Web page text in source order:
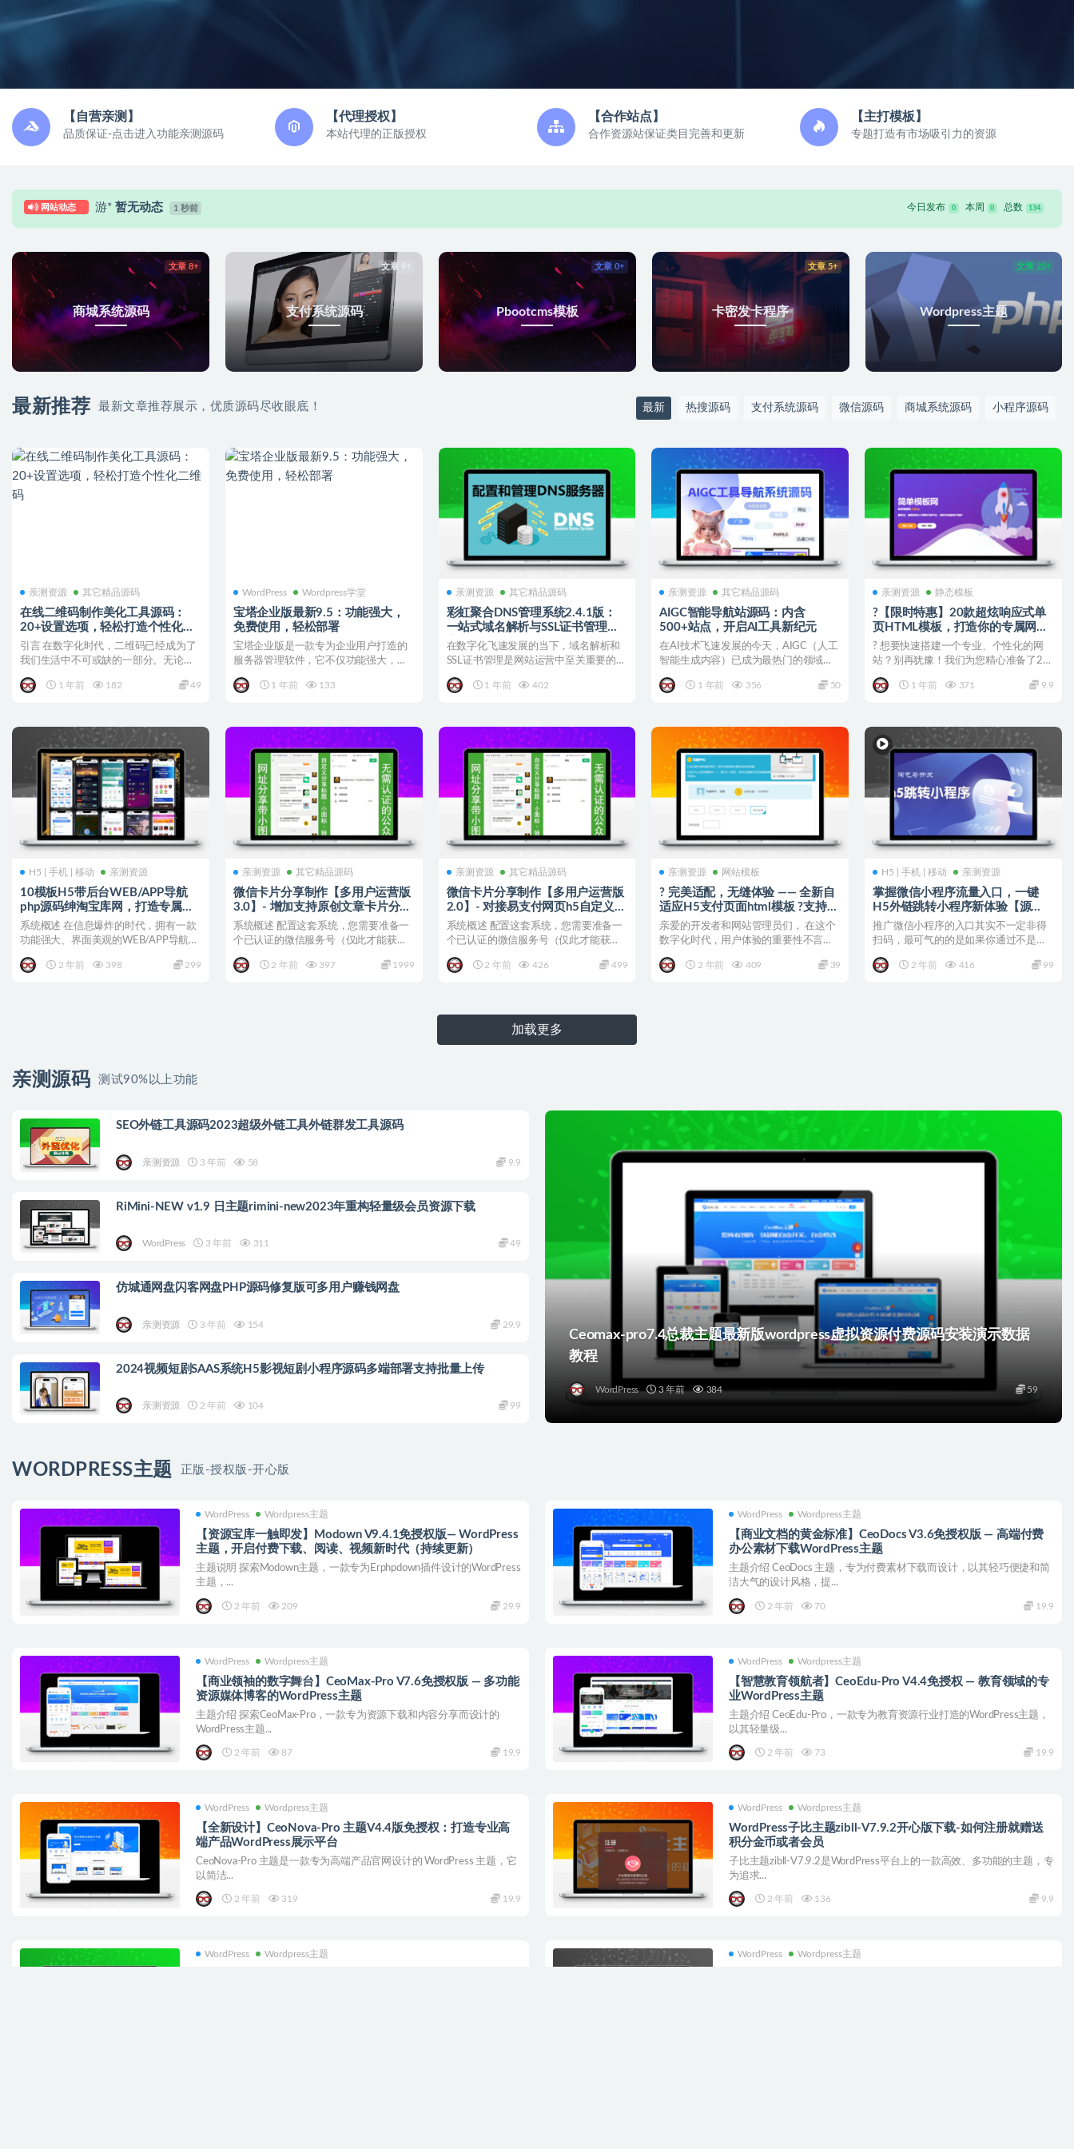
【自营亲测】
品质保证-点击进入功能亲测源码
【代理授权】
本站代理的正版授权
【合作站点】
合作资源站保证类目完善和更新
【主打模板】
专题打造有市场吸引力的资源
网站动态 游* 暂无动态 1 秒前 今日发布 0 本周 0 总数 134
文章 8+
商城系统源码
文章 9+
支付系统源码
文章 0+
Pbootcms模板
文章 5+
卡密发卡程序
文章 22+
Wordpress主题
最新推荐 最新文章推荐展示，优质源码尽收眼底！ 最新 热搜源码 支付系统源码 微信源码 商城系统源码 小程序源码
亲测资源 其它精品源码
在线二维码制作美化工具源码：
20+设置选项，轻松打造个性化二
维码
引言 在数字化时代，二维码已经成为了
我们生活中不可或缺的一部分。无论是
1 年前
182 49
WordPress Wordpress学堂
宝塔企业版最新9.5：功能强大，
免费使用，轻松部署
宝塔企业版是一款专为企业用户打造的
服务器管理软件，它不仅功能强大，而
1 年前
133
亲测资源 其它精品源码
彩虹聚合DNS管理系统2.4.1版：
一站式域名解析与SSL证书管理的
高效之选
在数字化飞速发展的当下，域名解析和
SSL证书管理是网站运营中至关重要的环
1 年前
402
亲测资源 其它精品源码
AIGC智能导航站源码：内含
500+站点，开启AI工具新纪元
在AI技术飞速发展的今天，AIGC（人工
智能生成内容）已成为最热门的领域之
1 年前
356 50
亲测资源 静态模板
?【限时特惠】20款超炫响应式单
页HTML模板，打造你的专属网
站！
? 想要快速搭建一个专业、个性化的网
站？别再犹豫！我们为您精心准备了20
1 年前
371 9.9
H5 | 手机 | 移动 亲测资源
10模板H5带后台WEB/APP导航
php源码绅淘宝库网，打造专属导
航新体验！
系统概述 在信息爆炸的时代，拥有一款
功能强大、界面美观的WEB/APP导航网
2 年前
398 299
亲测资源 其它精品源码
微信卡片分享制作【多用户运营版
3.0】- 增加支持原创文章卡片分享
和H5外链跳转小程序管理
系统概述 配置这套系统，您需要准备一
个已认证的微信服务号（仅此才能获取
2 年前
397 1999
亲测资源 其它精品源码
微信卡片分享制作【多用户运营版
2.0】- 对接易支付网页h5自定义标
题描述缩略图生成源码
系统概述 配置这套系统，您需要准备一
个已认证的微信服务号（仅此才能获取
2 年前
426 499
亲测资源 网站模板
? 完美适配，无缝体验 —— 全新自
适应H5支付页面html模板 ?支持微
信支付宝
亲爱的开发者和网站管理员们， 在这个
数字化时代，用户体验的重要性不言而
2 年前
409 39
H5 | 手机 | 移动 亲测资源
掌握微信小程序流量入口，一键
H5外链跳转小程序新体验【源
码】
推广微信小程序的入口其实不一定非得
扫码，最可气的的是如果你通过不是微
2 年前
416 99
加载更多
亲测源码 测试90%以上功能
Ceomax-pro7.4总裁主题最新版wordpress虚拟资源付费源码安装演示数据
教程
WordPress 3 年前 384 59
SEO外链工具源码2023超级外链工具外链群发工具源码
亲测资源 3 年前 58 9.9
RiMini-NEW v1.9 日主题rimini-new2023年重构轻量级会员资源下载
WordPress 3 年前 311 49
仿城通网盘闪客网盘PHP源码修复版可多用户赚钱网盘
亲测资源 3 年前 154 29.9
2024视频短剧SAAS系统H5影视短剧小程序源码多端部署支持批量上传
亲测资源 2 年前 104 99
WORDPRESS主题 正版-授权版-开心版
WordPress Wordpress主题
【资源宝库一触即发】Modown V9.4.1免授权版— WordPress
主题，开启付费下载、阅读、视频新时代（持续更新）
主题说明 探索Modown主题，一款专为Erphpdown插件设计的WordPress
主题，...
2 年前 209 29.9
WordPress Wordpress主题
【商业文档的黄金标准】CeoDocs V3.6免授权版 — 高端付费
办公素材下载WordPress主题
主题介绍 CeoDocs 主题，专为付费素材下载而设计，以其轻巧便捷和简
洁大气的设计风格，提...
2 年前 70 19.9
WordPress Wordpress主题
【商业领袖的数字舞台】CeoMax-Pro V7.6免授权版 — 多功能
资源媒体博客的WordPress主题
主题介绍 探索CeoMax-Pro，一款专为资源下载和内容分享而设计的
WordPress主题...
2 年前 87 19.9
WordPress Wordpress主题
【智慧教育领航者】CeoEdu-Pro V4.4免授权 — 教育领域的专
业WordPress主题
主题介绍 CeoEdu-Pro，一款专为教育资源行业打造的WordPress主题，
以其轻量级...
2 年前 73 19.9
WordPress Wordpress主题
【全新设计】CeoNova-Pro 主题V4.4版免授权：打造专业高
端产品WordPress展示平台
CeoNova-Pro 主题是一款专为高端产品官网设计的 WordPress 主题，它
以简洁...
2 年前 319 19.9
WordPress Wordpress主题
WordPress子比主题zibll-V7.9.2开心版下载-如何注册就赠送
积分金币或者会员
子比主题zibll-V7.9.2是WordPress平台上的一款高效、多功能的主题，专
为追求...
2 年前 136 9.9
WordPress Wordpress主题 WordPress Wordpress主题